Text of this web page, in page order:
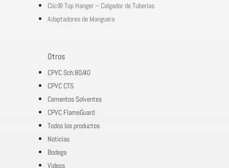
Clic® Top Hanger – Colgador de Tuberías
Adaptadores de Manguera
Otros
CPVC Sch.80/40
CPVC CTS
Cementos Solventes
CPVC FlameGuard
Todos los productos
Noticias
Bodega
Videos